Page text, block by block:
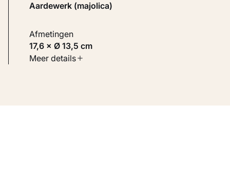
Aardewerk (majolica)
Afmetingen
17,6 × Ø 13,5 cm
Soort werk
Meer details